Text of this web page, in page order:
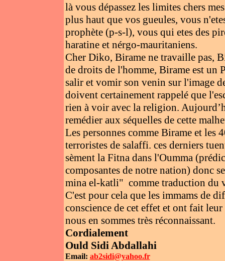
là vous dépassez les limites chers
plus haut que vos gueules, vous
prophète (p-s-l), vous qui etes des
haratine et nérgo-mauritaniens.
Cher Diko, Birame ne travaille pas,
de droits de l'homme, Birame est un
salir et vomir son venin sur l'image
doivent certainement rappelé que
rien à voir avec la religion.
remédier aux séquelles de cette
Les personnes comme Birame et les
terroristes de salaffi. ces derniers
sèment la Fitna dans l'Oumma
composantes de notre nation) donc
mina el-katli" comme traduction du
C'est pour cela que les immams de
conscience de cet effet et ont fait
nous en sommes très réconnaissant.
Cordialement
Ould Sidi Abdallahi
Email: ab2sidi@yahoo.fr